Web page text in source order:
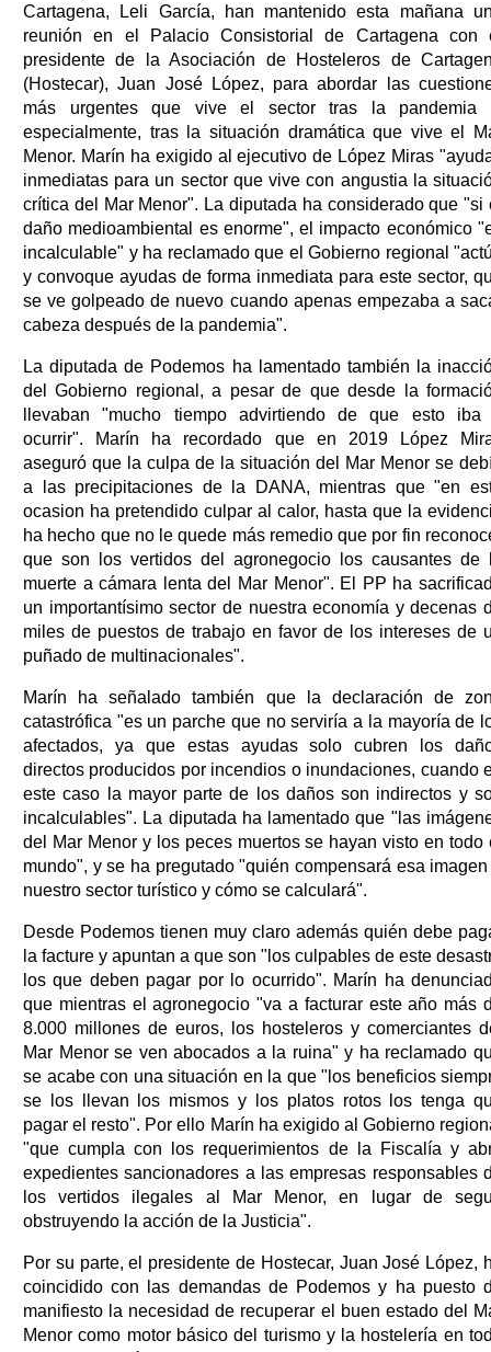
Cartagena, Leli García, han mantenido esta mañana
reunión en el Palacio Consistorial de Cartagena con
presidente de la Asociación de Hosteleros de
(Hostecar), Juan José López, para abordar las
más urgentes que vive el sector tras la pandemia
especialmente, tras la situación dramática que vive el
Menor. Marín ha exigido al ejecutivo de López Miras
inmediatas para un sector que vive con angustia la
crítica del Mar Menor". La diputada ha considerado que "si
daño medioambiental es enorme", el impacto económico
incalculable" y ha reclamado que el Gobierno regional
y convoque ayudas de forma inmediata para este sector,
se ve golpeado de nuevo cuando apenas empezaba a
cabeza después de la pandemia".
La diputada de Podemos ha lamentado también la
del Gobierno regional, a pesar de que desde la
llevaban "mucho tiempo advirtiendo de que esto iba
ocurrir". Marín ha recordado que en 2019 López
aseguró que la culpa de la situación del Mar Menor se
a las precipitaciones de la DANA, mientras que "en
ocasion ha pretendido culpar al calor, hasta que la
ha hecho que no le quede más remedio que por fin
que son los vertidos del agronegocio los causantes de
muerte a cámara lenta del Mar Menor". El PP ha
un importantísimo sector de nuestra economía y decenas
miles de puestos de trabajo en favor de los intereses de
puñado de multinacionales".
Marín ha señalado también que la declaración de
catastrófica "es un parche que no serviría a la mayoría de
afectados, ya que estas ayudas solo cubren los
directos producidos por incendios o inundaciones, cuando
este caso la mayor parte de los daños son indirectos y
incalculables". La diputada ha lamentado que "las
del Mar Menor y los peces muertos se hayan visto en todo
mundo", y se ha pregutado "quién compensará esa
nuestro sector turístico y cómo se calculará".
Desde Podemos tienen muy claro además quién debe
la facture y apuntan a que son "los culpables de este
los que deben pagar por lo ocurrido". Marín ha
que mientras el agronegocio "va a facturar este año más
8.000 millones de euros, los hosteleros y comerciantes
Mar Menor se ven abocados a la ruina" y ha reclamado
se acabe con una situación en la que "los beneficios
se los llevan los mismos y los platos rotos los tenga
pagar el resto". Por ello Marín ha exigido al Gobierno
"que cumpla con los requerimientos de la Fiscalía y
expedientes sancionadores a las empresas responsables
los vertidos ilegales al Mar Menor, en lugar de
obstruyendo la acción de la Justicia".
Por su parte, el presidente de Hostecar, Juan José López,
coincidido con las demandas de Podemos y ha puesto
manifiesto la necesidad de recuperar el buen estado del
Menor como motor básico del turismo y la hostelería en